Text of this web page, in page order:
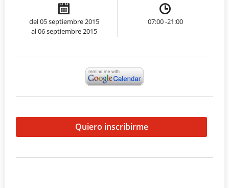
del 05 septiembre 2015
al 06 septiembre 2015
07:00 -21:00
Quiero inscribirme